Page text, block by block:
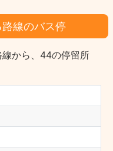
路線のバス停
から、44の停留所